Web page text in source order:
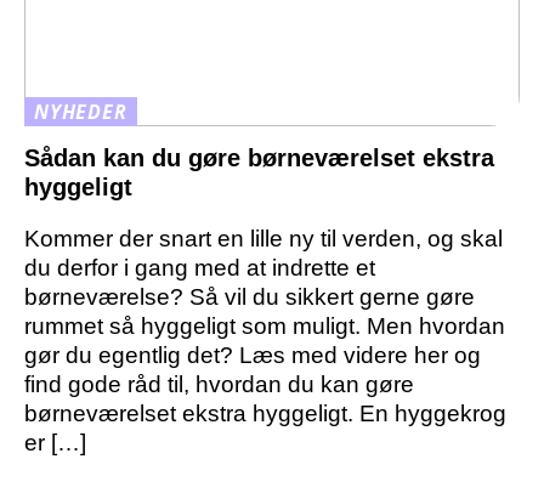
NYHEDER
Sådan kan du gøre børneværelset ekstra
hyggeligt
Kommer der snart en lille ny til verden, og skal
du derfor i gang med at indrette et
børneværelse? Så vil du sikkert gerne gøre
rummet så hyggeligt som muligt. Men hvordan
gør du egentlig det? Læs med videre her og
find gode råd til, hvordan du kan gøre
børneværelset ekstra hyggeligt. En hyggekrog
er […]